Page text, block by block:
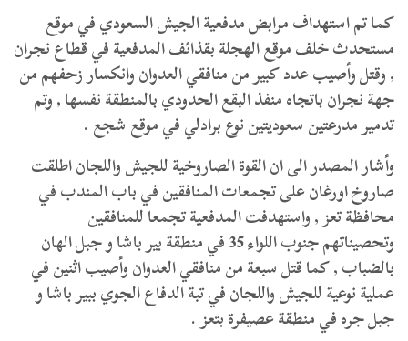
كما تم استهداف مرابض مدفعية الجيش السعودي في موقع
مستحدث خلف موقع الهجلة بقذائف المدفعية في قطاع نجران
, وقتل وأصيب عدد كبير من منافقي العدوان وانكسار زحفهم من
جهة نجران باتجاه منفذ البقع الحدودي بالمنطقة نفسها , وتم
تدمير مدرعتين سعوديتين نوع برادلي في موقع شجع .
وأشار المصدر الى ان القوة الصاروخية للجيش واللجان اطلقت
صاروخ اورغان على تجمعات المنافقين في باب المندب في
محافظة تعز , واستهدفت المدفعية تجمعا للمنافقين
وتحصيناتهم جنوب اللواء 35 في منطقة بير باشا و جبل الهان
بالضباب , كما قتل سبعة من منافقي العدوان وأصيب اثنين في
عملية نوعية للجيش واللجان في تبة الدفاع الجوي ببير باشا و
جبل جره في منطقة عصيفرة بتعز .